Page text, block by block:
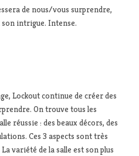
de nous/vous surprendre,
son intrigue. Intense.
Lockout continue de créer des
On trouve tous les
réussie : des beaux décors, des
Ces 3 aspects sont très
variété de la salle est son plus